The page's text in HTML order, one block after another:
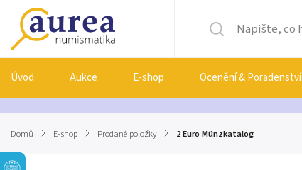
Úvod Aukce E-shop Ocenění & Poradenství
Domů / E-shop / Prodané položky / 2 Euro Münzkatalog